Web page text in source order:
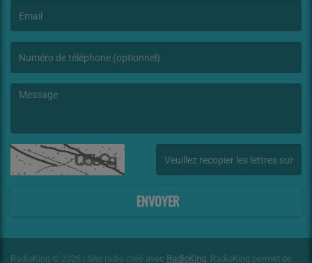
ENVOYER
RadioKing © 2026 | Site radio créé avec RadioKing. RadioKing permet de